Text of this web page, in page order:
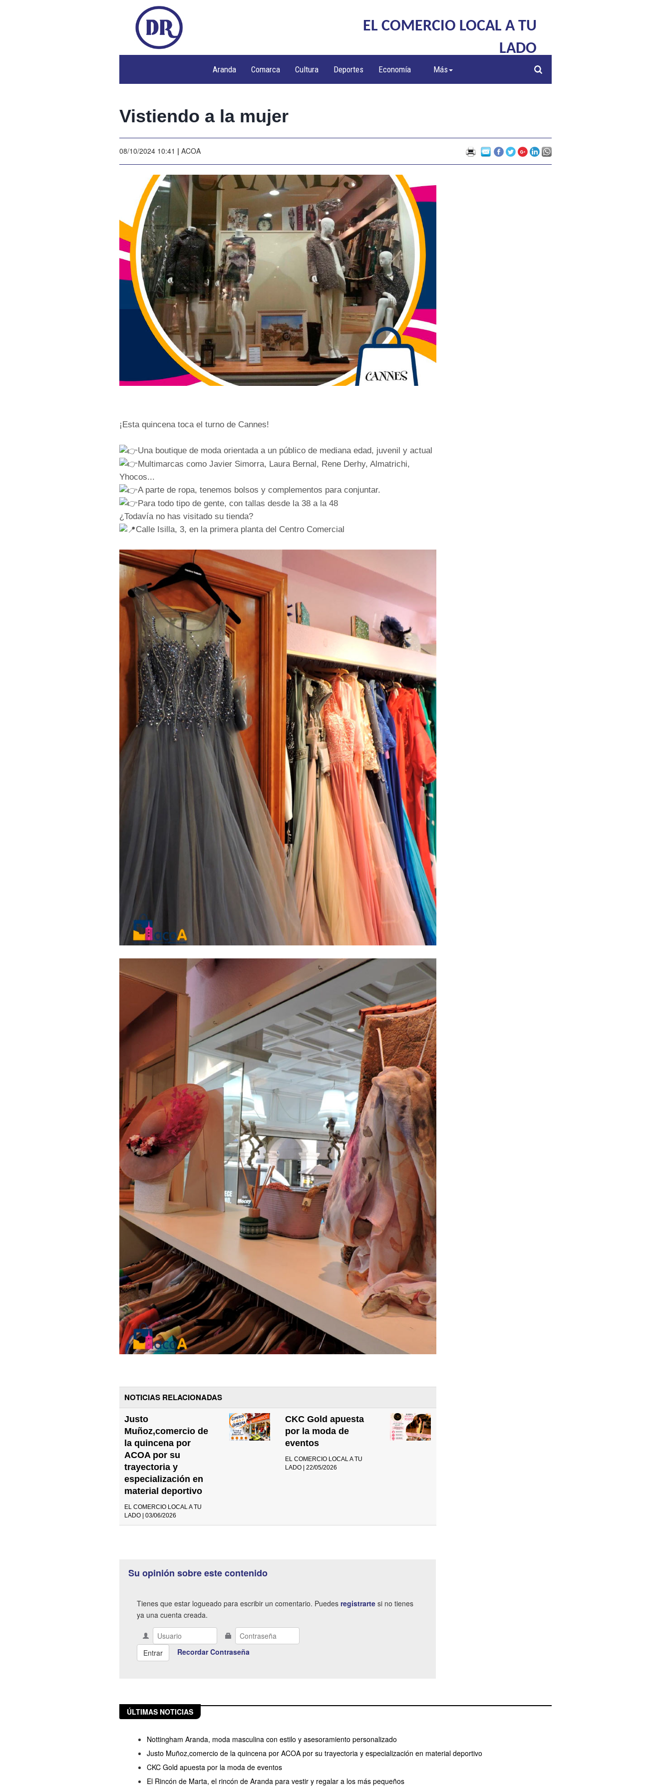
EL COMERCIO LOCAL A TU
LADO
Aranda Comarca Cultura Deportes Economía Más
Vistiendo a la mujer
08/10/2024 10:41 | ACOA
¡Esta quincena toca el turno de Cannes!
Una boutique de moda orientada a un público de mediana edad, juvenil y actual
Multimarcas como Javier Simorra, Laura Bernal, Rene Derhy, Almatrichi,
Yhocos...
A parte de ropa, tenemos bolsos y complementos para conjuntar.
Para todo tipo de gente, con tallas desde la 38 a la 48
¿Todavía no has visitado su tienda?
Calle Isilla, 3, en la primera planta del Centro Comercial
NOTICIAS RELACIONADAS
Justo
Muñoz,comercio de
la quincena por
ACOA por su
trayectoria y
especialización en
material deportivo
EL COMERCIO LOCAL A TU
LADO | 03/06/2026
CKC Gold apuesta
por la moda de
eventos
EL COMERCIO LOCAL A TU
LADO | 22/05/2026
Su opinión sobre este contenido
Tienes que estar logueado para escribir un comentario. Puedes registrarte si no tienes
ya una cuenta creada.
Recordar Contraseña
ÚLTIMAS NOTICIAS
Nottingham Aranda, moda masculina con estilo y asesoramiento personalizado
Justo Muñoz,comercio de la quincena por ACOA por su trayectoria y especialización en material deportivo
CKC Gold apuesta por la moda de eventos
El Rincón de Marta, el rincón de Aranda para vestir y regalar a los más pequeños